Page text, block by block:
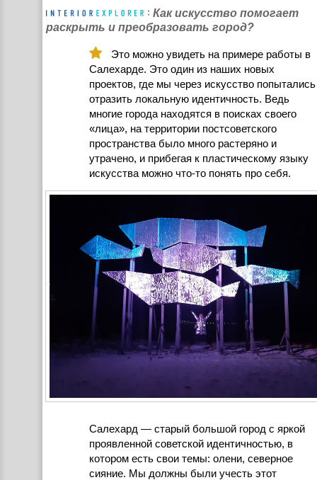
Как искусство помогает
раскрыть и преобразовать город?
Это можно увидеть на примере работы в
Салехарде. Это один из наших новых
проектов, где мы через искусство попытались
отразить локальную идентичность. Ведь
многие города находятся в поисках своего
«лица», на территории постсоветского
пространства было много растеряно и
утрачено, и прибегая к пластическому языку
искусства можно что-то понять про себя.
Салехард — старый большой город с яркой
проявленной советской идентичностью, в
котором есть свои темы: олени, северное
сияние. Мы должны были учесть этот